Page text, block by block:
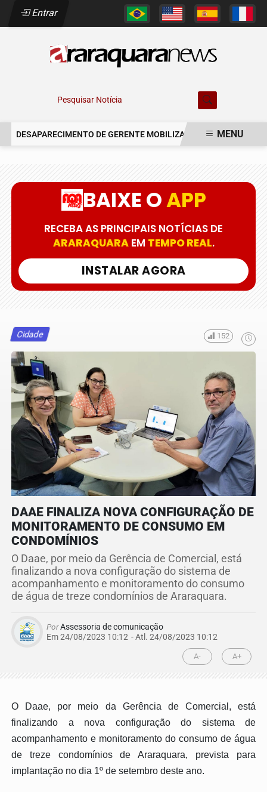
Entrar
Pesquisar Notícia
DESAPARECIMENTO DE GERENTE MOBILIZA AUTORIDADES EM
MENU
BAIXE OAPP
RECEBA AS PRINCIPAIS NOTÍCIAS DE
ARARAQUARAEM TEMPO REAL.
INSTALAR AGORA
Cidade 152
DAAE FINALIZA NOVA CONFIGURAÇÃO DE
MONITORAMENTO DE CONSUMO EM
CONDOMÍNIOS
O Daae, por meio da Gerência de Comercial, está
finalizando a nova configuração do sistema de
acompanhamento e monitoramento do consumo
de água de treze condomínios de Araraquara.
PorAssessoria de comunicação
Em 24/08/2023 10:12 - Atl. 24/08/2023 10:12
A- A+
O Daae, por meio da Gerência de Comercial, está
finalizando a nova configuração do sistema de
acompanhamento e monitoramento do consumo de água
de treze condomínios de Araraquara, prevista para
implantação no dia 1º de setembro deste ano.